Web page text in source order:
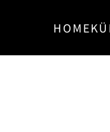
HOME